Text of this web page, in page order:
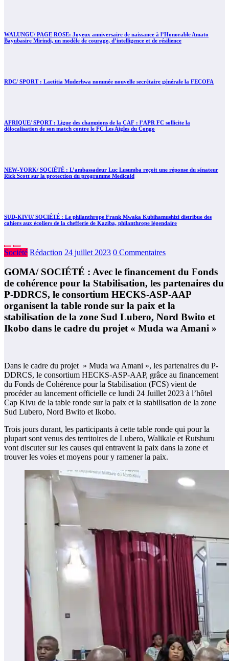
WALUNGU/ PAGE ROSE: Joyeux anniversaire de naissance à l’Honorable Amato
Bayubasire Mirindi, un modèle de courage, d’intelligence et de résilience
RDC/ SPORT : Laetitia Muderhwa nommée nouvelle secrétaire générale la FECOFA
AFRIQUE/ SPORT : Ligue des champions de la CAF : l’APR FC sollicite la
délocalisation de son match contre le FC Les Aigles du Congo
NEW-YORK/ SOCIÉTÉ : L’ambassadeur Luc Lusumba reçoit une réponse du sénateur
Rick Scott sur la protection du programme Medicaid
SUD-KIVU/ SOCIÉTÉ : Le philanthrope Frank Mwaka Kubihamushizi distribue des
cahiers aux écoliers de la chefferie de Kaziba, philanthrope légendaire
Société Rédaction 24 juillet 2023 0 Commentaires
GOMA/ SOCIÉTÉ : Avec le financement du Fonds
de cohérence pour la Stabilisation, les partenaires du
P-DDRCS, le consortium HECKS-ASP-AAP
organisent la table ronde sur la paix et la
stabilisation de la zone Sud Lubero, Nord Bwito et
Ikobo dans le cadre du projet « Muda wa Amani »
Dans le cadre du projet » Muda wa Amani », les partenaires du P-
DDRCS, le consortium HECKS-ASP-AAP, grâce au financement
du Fonds de Cohérence pour la Stabilisation (FCS) vient de
procéder au lancement officielle ce lundi 24 Juillet 2023 à l’hôtel
Cap Kivu de la table ronde sur la paix et la stabilisation de la zone
Sud Lubero, Nord Bwito et Ikobo.
Trois jours durant, les participants à cette table ronde qui pour la
plupart sont venus des territoires de Lubero, Walikale et Rutshuru
vont discuter sur les causes qui entravent la paix dans la zone et
trouver les voies et moyens pour y ramener la paix.